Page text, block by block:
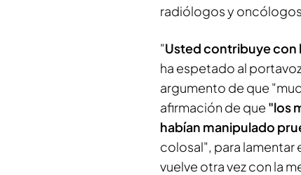
radiólogos y
"Usted contribuye con
ha espetado al
argumento de que
afirmación de que "los
habían manipulado
colosal", para lamentar
vuelve otra vez con la